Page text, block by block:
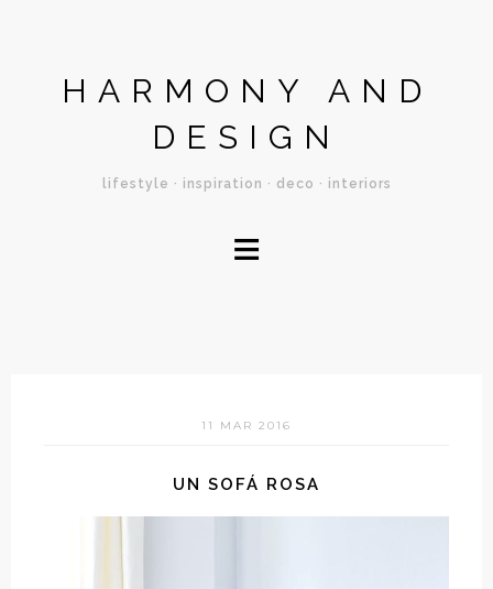
HARMONY AND
DESIGN
lifestyle · inspiration · deco · interiors
≡
11 MAR 2016
UN SOFÁ ROSA